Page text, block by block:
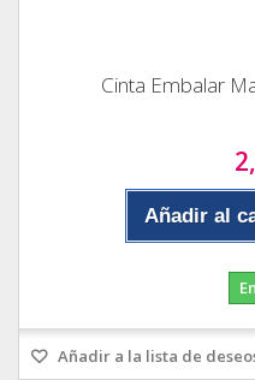
Cinta Embalar
Añadir al
Añadir a la lista de